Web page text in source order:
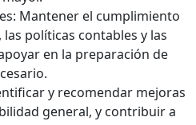
Mantener el cumplimiento
políticas contables y las
en la preparación de
y recomendar mejoras
general, y contribuir a